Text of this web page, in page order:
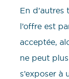
En
l’offre est
acceptée,
ne peut
s’exposer